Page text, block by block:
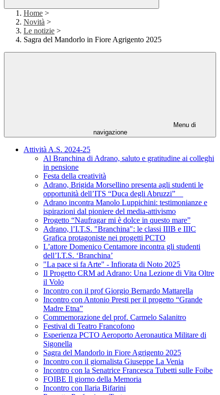
Home >
Novità >
Le notizie >
Sagra del Mandorlo in Fiore Agrigento 2025
Menu di
navigazione
Attività A.S. 2024-25
Al Branchina di Adrano, saluto e gratitudine ai colleghi
in pensione
Festa della creatività
Adrano, Brigida Morsellino presenta agli studenti le
opportunità dell’ITS “Duca degli Abruzzi”
Adrano incontra Manolo Luppichini: testimonianze e
ispirazioni dal pioniere del media-attivismo
Progetto “Naufragar mi è dolce in questo mare”
Adrano, l’I.T.S. "Branchina": le classi IIIB e IIIC
Grafica protagoniste nei progetti PCTO
L’attore Domenico Centamore incontra gli studenti
dell’I.T.S. ‘Branchina’
"La pace si fa Arte" - Infiorata di Noto 2025
Il Progetto CRM ad Adrano: Una Lezione di Vita Oltre
il Volo
Incontro con il prof Giorgio Bernardo Mattarella
Incontro con Antonio Presti per il progetto “Grande
Madre Etna”
Commemorazione del prof. Carmelo Salanitro
Festival di Teatro Francofono
Esperienza PCTO Aeroporto Aeronautica Militare di
Sigonella
Sagra del Mandorlo in Fiore Agrigento 2025
Incontro con il giornalista Giuseppe La Venia
Incontro con la Senatrice Francesca Tubetti sulle Foibe
FOIBE Il giorno della Memoria
Incontro con Ilaria Bifarini